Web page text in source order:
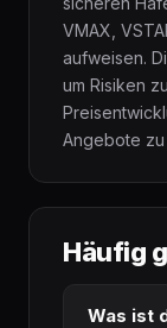
VMAX,
aufweisen.
um Risiken
Angebote
Häufig
Was ist